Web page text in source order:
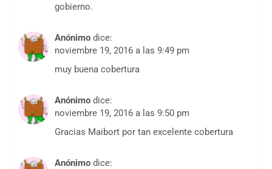
gobierno.
Anónimo dice:
noviembre 19, 2016 a las 9:49 pm
muy buena cobertura
Anónimo dice:
noviembre 19, 2016 a las 9:50 pm
Gracias Maibort por tan excelente cobertura
Anónimo dice: